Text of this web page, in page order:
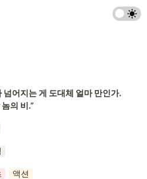
넘어지는 게 도대체 얼마 만인가.
의 비.”
액션